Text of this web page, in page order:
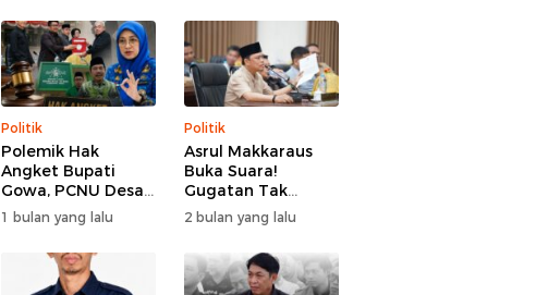
Politik
Polemik Hak
Angket Bupati
Gowa, PCNU Desak
DPRD Buka Fakta
Transparan
1 bulan yang lalu
Politik
Asrul Makkaraus
Buka Suara!
Gugatan Tak
Hentikan Hak
Angket DPRD
2 bulan yang lalu